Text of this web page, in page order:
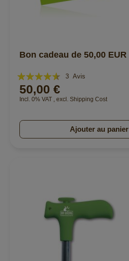
Bon cadeau de 50,00 EUR
Évaluation:
87%
3 Avis
50,00 €
Incl. 0% VAT excl. Shipping Cost
Ajouter au panier